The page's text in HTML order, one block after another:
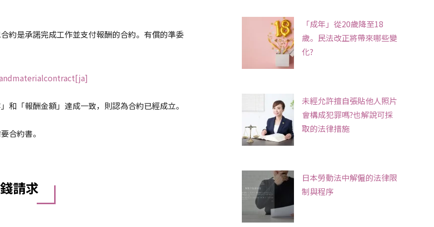
約是承諾完成工作並支付報酬的合約。有償的準委
和「報酬金額」達成一致，則認為合約已經成立。
合約書。
請求
「成年」從20歲降至18
歲。民法改正將帶來哪些變
化?
未經允許擅自張貼他人照片
會構成犯罪嗎?也解說可採
取的法律措施
日本勞動法中解僱的法律限
制與程序